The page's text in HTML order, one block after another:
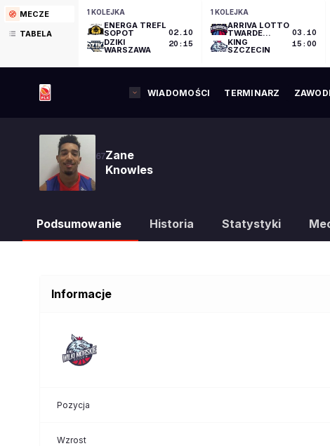
MECZE
TABELA
1 KOLEJKA
ENERGA TREFL
SOPOT
DZIKI
WARSZAWA
02.10
20:15
1 KOLEJKA
ARRIVA LOTTO
TWARDE
PIERNIKI
TORUŃ
KING
SZCZECIN
03.10
15:00
WIADOMOŚCI TERMINARZ
67Zane
Knowles
Podsumowanie Historia Statystyki
Informacje
Pozycja
Wzrost